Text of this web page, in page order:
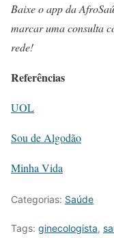
Baixe o app da
marcar uma consulta
rede!
Referências
UOL
Sou de Algodão
Minha Vida
Categorias: Saúde
Tags: ginecologista,